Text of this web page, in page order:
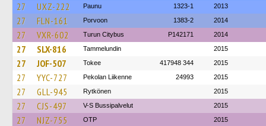
27 UXZ-222 Paunu 1323-1 2013
27 FLN-161 Porvoon 1383-2 2014
27 VXR-602 Turun Citybus P142171 2014
27 SLX-816 Tammelundin 2015
27 JOF-507 Tokee 417948 344 2015
27 YYC-727 Pekolan Liikenne 24993 2015
27 GLL-945 Rytkönen 2015
27 CJS-497 V-S Bussipalvelut 2015
27 NJZ-755 OTP 2015